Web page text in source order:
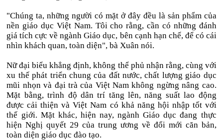
"Chúng ta, những người có mặt ở đây đều là sản phẩm của
nền giáo dục Việt Nam. Tôi cho rằng, cần có những đánh
giá tích cực về ngành Giáo dục, bên cạnh hạn chế, để có cái
nhìn khách quan, toàn diện", bà Xuân nói.
Nữ đại biểu khẳng định, không thể phủ nhận rằng, cùng với
xu thế phát triển chung của đất nước, chất lượng giáo dục
mũi nhọn và đại trà của Việt Nam không ngừng nâng cao.
Mặt bằng, trình độ dân trí tăng lên, năng suất lao động
được cải thiện và Việt Nam có khả năng hội nhập tốt với
thế giới. Mặt khác, hiện nay, ngành Giáo dục đang thực
hiện Nghị quyết 29 của trung ương về đổi mới căn bản,
toàn diện giáo dục đào tạo.